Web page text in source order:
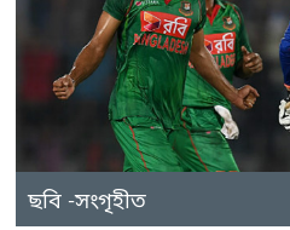
ছবি -সংগৃহীত